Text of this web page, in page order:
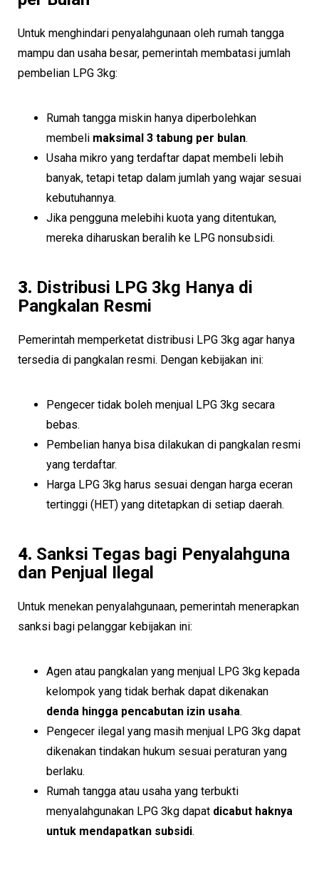
Untuk menghindari penyalahgunaan oleh rumah tangga
mampu dan usaha besar, pemerintah membatasi jumlah
pembelian LPG 3kg:
Rumah tangga miskin hanya diperbolehkan
membeli maksimal 3 tabung per bulan.
Usaha mikro yang terdaftar dapat membeli lebih
banyak, tetapi tetap dalam jumlah yang wajar sesuai
kebutuhannya.
Jika pengguna melebihi kuota yang ditentukan,
mereka diharuskan beralih ke LPG nonsubsidi.
3. Distribusi LPG 3kg Hanya di
Pangkalan Resmi
Pemerintah memperketat distribusi LPG 3kg agar hanya
tersedia di pangkalan resmi. Dengan kebijakan ini:
Pengecer tidak boleh menjual LPG 3kg secara
bebas.
Pembelian hanya bisa dilakukan di pangkalan resmi
yang terdaftar.
Harga LPG 3kg harus sesuai dengan harga eceran
tertinggi (HET) yang ditetapkan di setiap daerah.
4. Sanksi Tegas bagi Penyalahguna
dan Penjual Ilegal
Untuk menekan penyalahgunaan, pemerintah menerapkan
sanksi bagi pelanggar kebijakan ini:
Agen atau pangkalan yang menjual LPG 3kg kepada
kelompok yang tidak berhak dapat dikenakan
denda hingga pencabutan izin usaha.
Pengecer ilegal yang masih menjual LPG 3kg dapat
dikenakan tindakan hukum sesuai peraturan yang
berlaku.
Rumah tangga atau usaha yang terbukti
menyalahgunakan LPG 3kg dapat dicabut haknya
untuk mendapatkan subsidi.